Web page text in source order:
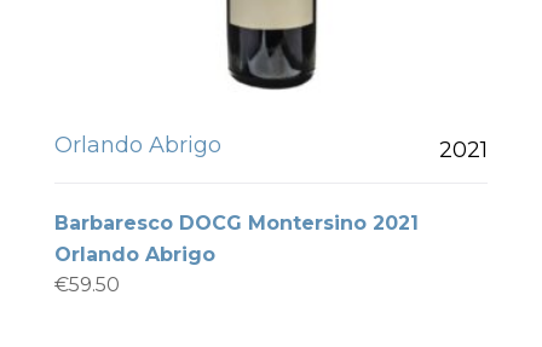
Orlando Abrigo 2021
Barbaresco DOCG Montersino 2021
Orlando Abrigo
€59.50